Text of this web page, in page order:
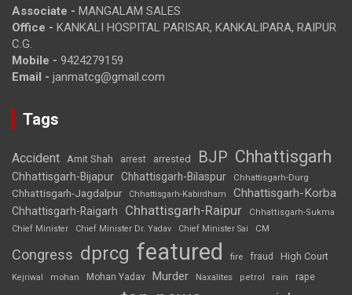
Associate - MANGALAM SALES
Office - KANKALI HOSPITAL PARISAR, KANKALIPARA, RAIPUR
C.G.
Mobile - 9424279159
Email - janmatcg@gmail.com
Tags
Accident Amit Shah arrest arrested BJP Chhattisgarh
Chhattisgarh-Bijapur Chhattisgarh-Bilaspur Chhattisgarh-Durg
Chhattisgarh-Jagdalpur Chhattisgarh-Kabirdham Chhattisgarh-Korba
Chhattisgarh-Raigarh Chhattisgarh-Raipur
Chhattisgarh-Sukma
Chief Minister
Chief Minister Dr. Yadav Chief Minister Sai CM
Congress dprcg featured fire fraud High Court
Kejriwal mohan Mohan Yadav Murder Naxalites petrol rain rape